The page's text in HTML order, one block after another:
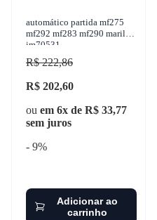
automático partida mf275
mf292 mf283 mf290 marilia
im70531
R$ 222,86
R$ 202,60
ou em 6x de R$ 33,77
sem juros
- 9%
Adicionar ao
carrinho